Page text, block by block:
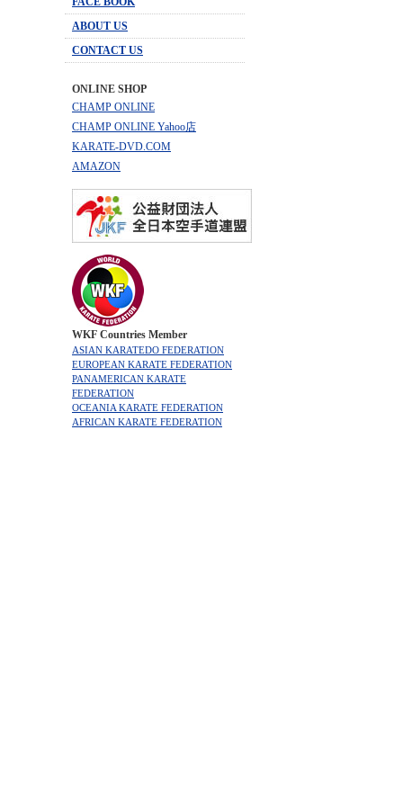
ABOUT US
CONTACT US
ONLINE SHOP
CHAMP ONLINE
CHAMP ONLINE Yahoo店
KARATE-DVD.COM
AMAZON
WKF Countries Member
ASIAN KARATEDO FEDERATION
EUROPEAN KARATE FEDERATION
PANAMERICAN KARATE
FEDERATION
OCEANIA KARATE FEDERATION
AFRICAN KARATE FEDERATION